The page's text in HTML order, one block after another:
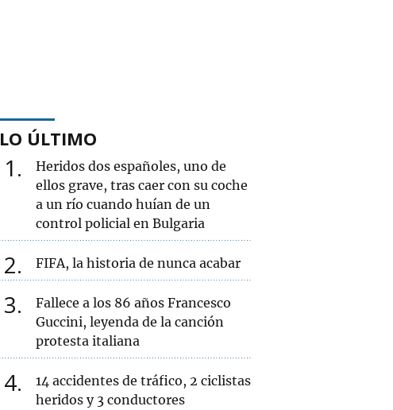
LO ÚLTIMO
1
Heridos dos españoles, uno de
ellos grave, tras caer con su coche
a un río cuando huían de un
control policial en Bulgaria
2 FIFA, la historia de nunca acabar
3
Fallece a los 86 años Francesco
Guccini, leyenda de la canción
protesta italiana
4
14 accidentes de tráfico, 2 ciclistas
heridos y 3 conductores